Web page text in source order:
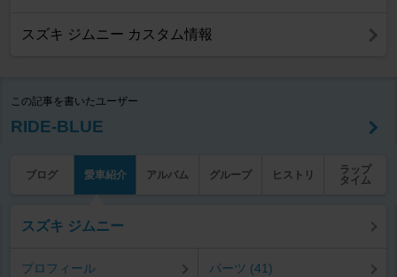
スズキ ジムニー カスタム情報
この記事を書いたユーザー
RIDE-BLUE
ブログ 愛車紹介 アルバム グループ ヒストリ
ラップ
タイム
スズキ ジムニー
プロフィール パーツ (41)